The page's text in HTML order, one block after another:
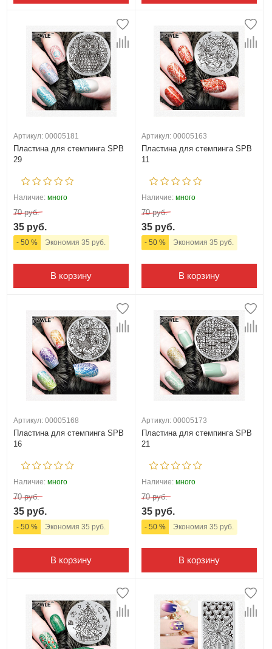
Артикул: 00005181
Пластина для стемпинга SPB
29
Наличие: много
70 руб.
35 руб.
- 50 % Экономия 35 руб.
В корзину
Артикул: 00005163
Пластина для стемпинга SPB
11
Наличие: много
70 руб.
35 руб.
- 50 % Экономия 35 руб.
В корзину
Артикул: 00005168
Пластина для стемпинга SPB
16
Наличие: много
70 руб.
35 руб.
- 50 % Экономия 35 руб.
В корзину
Артикул: 00005173
Пластина для стемпинга SPB
21
Наличие: много
70 руб.
35 руб.
- 50 % Экономия 35 руб.
В корзину